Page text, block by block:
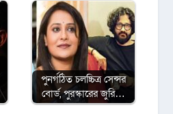
পুনর্গঠিত চলচ্চিত্র সেন্সর
বোর্ড, পুরস্কারের জুরি…